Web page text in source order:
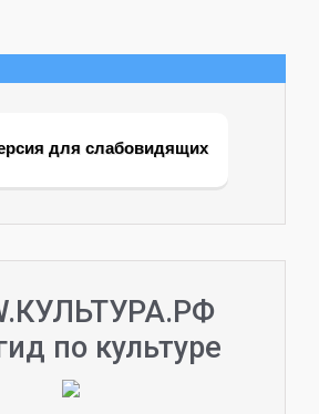
для слабовидящих
по культуре